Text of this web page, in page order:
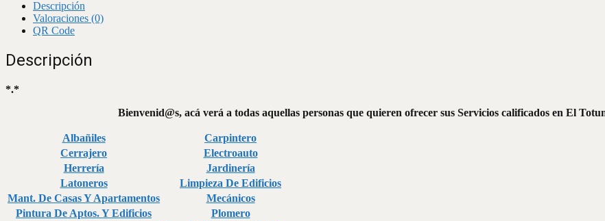
Descripción
Valoraciones (0)
QR Code
Descripción
*.*
Bienvenid@s, acá verá a todas aquellas personas que quieren ofrecer sus Servicios calificados en El
Albañiles
Carpintero
Cerrajero
Electroauto
Herrería
Jardinería
Latoneros
Limpieza De Edificios
Mant. De Casas Y Apartamentos
Mecánicos
Pintura De Aptos. Y Edificios
Plomero